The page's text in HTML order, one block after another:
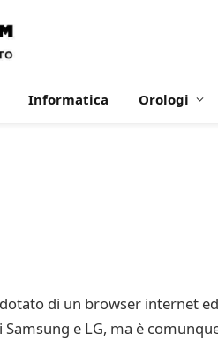
Informatica Orologi
di un browser internet
e LG, ma è